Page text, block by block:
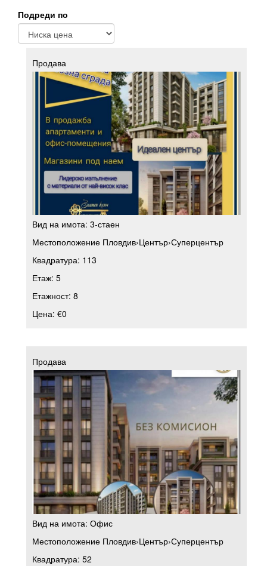
Подреди по
Продава
Вид на имота: 3-стаен
Местоположение Пловдив›Център›Суперцентър
Квадратура: 113
Етаж: 5
Етажност: 8
Цена: €0
Продава
Вид на имота: Офис
Местоположение Пловдив›Център›Суперцентър
Квадратура: 52